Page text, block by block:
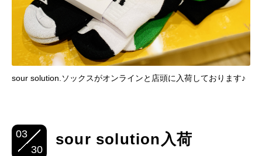
sour solution.ソックスがオンラインと店頭に入荷しております♪
03
30
sour solution入荷